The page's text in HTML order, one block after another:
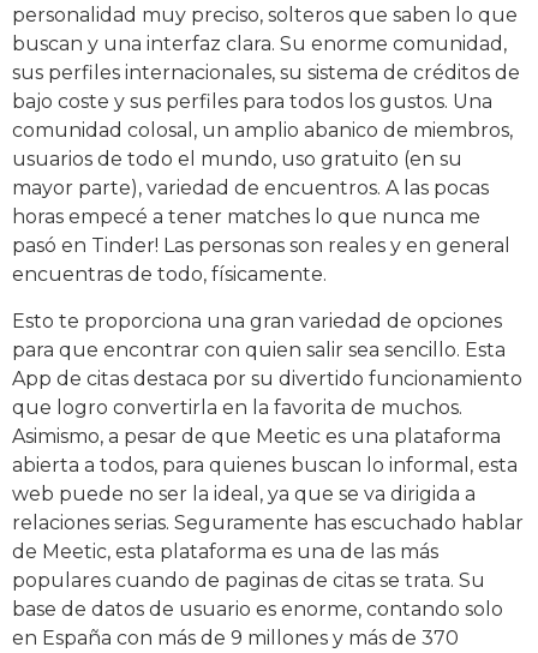
personalidad muy preciso, solteros que saben lo que
buscan y una interfaz clara. Su enorme comunidad,
sus perfiles internacionales, su sistema de créditos de
bajo coste y sus perfiles para todos los gustos. Una
comunidad colosal, un amplio abanico de miembros,
usuarios de todo el mundo, uso gratuito (en su
mayor parte), variedad de encuentros. A las pocas
horas empecé a tener matches lo que nunca me
pasó en Tinder! Las personas son reales y en general
encuentras de todo, físicamente.
Esto te proporciona una gran variedad de opciones
para que encontrar con quien salir sea sencillo. Esta
App de citas destaca por su divertido funcionamiento
que logro convertirla en la favorita de muchos.
Asimismo, a pesar de que Meetic es una plataforma
abierta a todos, para quienes buscan lo informal, esta
web puede no ser la ideal, ya que se va dirigida a
relaciones serias. Seguramente has escuchado hablar
de Meetic, esta plataforma es una de las más
populares cuando de paginas de citas se trata. Su
base de datos de usuario es enorme, contando solo
en España con más de 9 millones y más de 370